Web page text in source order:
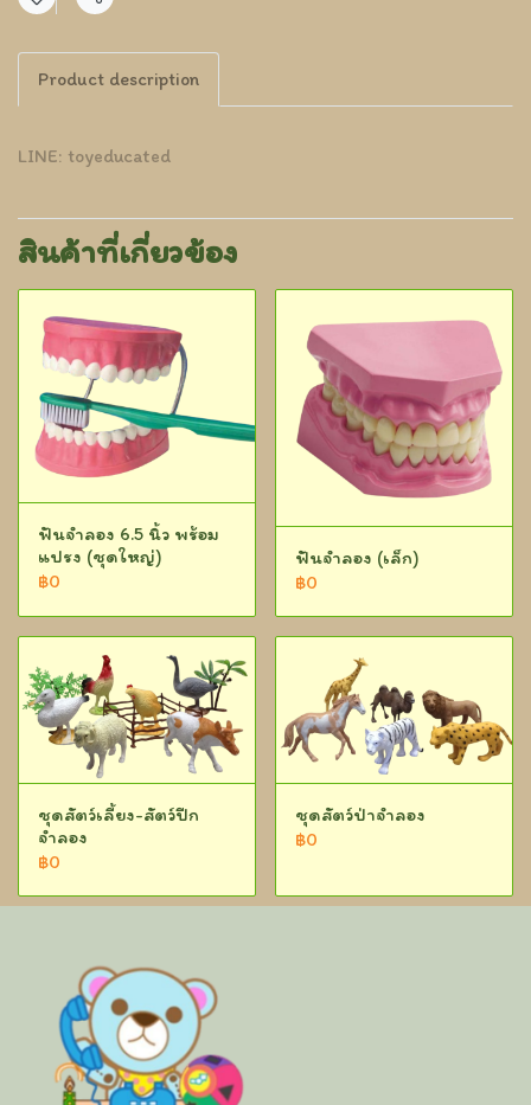
แชร์
Product description
LINE: toyeducated
สินค้าที่เกี่ยวข้อง
ฟันจำลอง 6.5 นิ้ว พร้อม
แปรง (ชุดใหญ่)
฿0
ฟันจำลอง (เล็ก)
฿0
ชุดสัตว์เลี้ยง-สัตว์ปีก
จำลอง
฿0
ชุดสัตว์ป่าจำลอง
฿0